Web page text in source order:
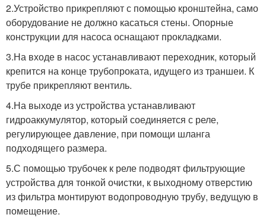
2.Устройство прикрепляют с помощью кронштейна, само
оборудование не должно касаться стены. Опорные
конструкции для насоса оснащают прокладками.
3.На входе в насос устанавливают переходник, который
крепится на конце трубопроката, идущего из траншеи. К
трубе прикрепляют вентиль.
4.На выходе из устройства устанавливают
гидроаккумулятор, который соединяется с реле,
регулирующее давление, при помощи шланга
подходящего размера.
5.С помощью трубочек к реле подводят фильтрующие
устройства для тонкой очистки, к выходному отверстию
из фильтра монтируют водопроводную трубу, ведущую в
помещение.